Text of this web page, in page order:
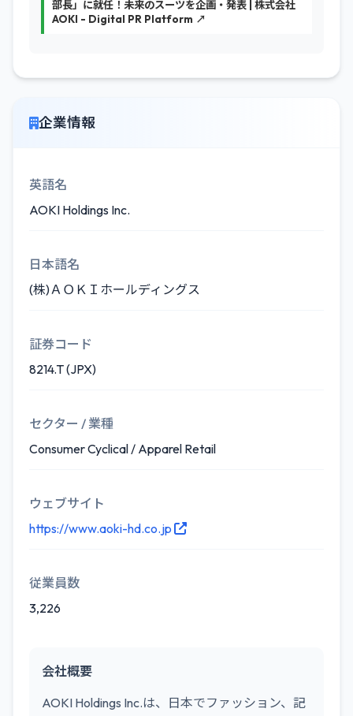
部長」に就任！未来のスーツを企画・発表 | 株式会社
AOKI - Digital PR Platform ↗
企業情報
英語名
AOKI Holdings Inc.
日本語名
(株)ＡＯＫＩホールディングス
証券コード
8214.T (JPX)
セクター / 業種
Consumer Cyclical / Apparel Retail
ウェブサイト
https://www.aoki-hd.co.jp
従業員数
3,226
会社概要
AOKI Holdings Inc.は、日本でファッション、記